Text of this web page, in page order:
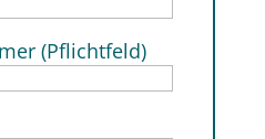
(Pflichtfeld)